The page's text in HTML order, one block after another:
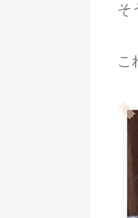
そ
こ